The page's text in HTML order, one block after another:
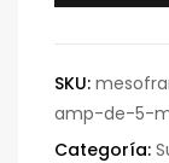
SKU:
amp-de-5-
Categoría: